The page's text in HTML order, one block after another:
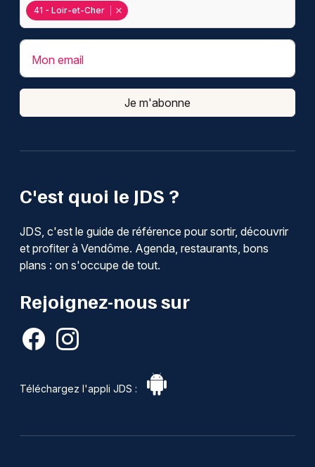
C'est quoi le JDS ?
JDS, c'est le guide de référence pour sortir, découvrir
et profiter à Vendôme. Agenda, restaurants, bons
plans : on s'occupe de tout.
Rejoignez-nous sur
Téléchargez l'appli JDS :
41 - Loir-et-Cher
Mon email
Je m'abonne